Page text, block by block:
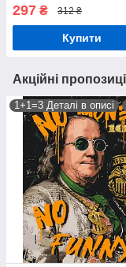
297 ₴ 312 ₴
Купити
Акційні
1+1=3 Деталі в описі